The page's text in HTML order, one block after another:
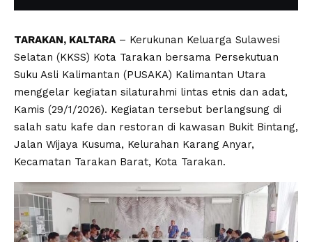
TARAKAN, KALTARA – Kerukunan Keluarga Sulawesi
Selatan (KKSS) Kota Tarakan bersama Persekutuan
Suku Asli Kalimantan (PUSAKA) Kalimantan Utara
menggelar kegiatan silaturahmi lintas etnis dan adat,
Kamis (29/1/2026). Kegiatan tersebut berlangsung di
salah satu kafe dan restoran di kawasan Bukit Bintang,
Jalan Wijaya Kusuma, Kelurahan Karang Anyar,
Kecamatan Tarakan Barat, Kota Tarakan.